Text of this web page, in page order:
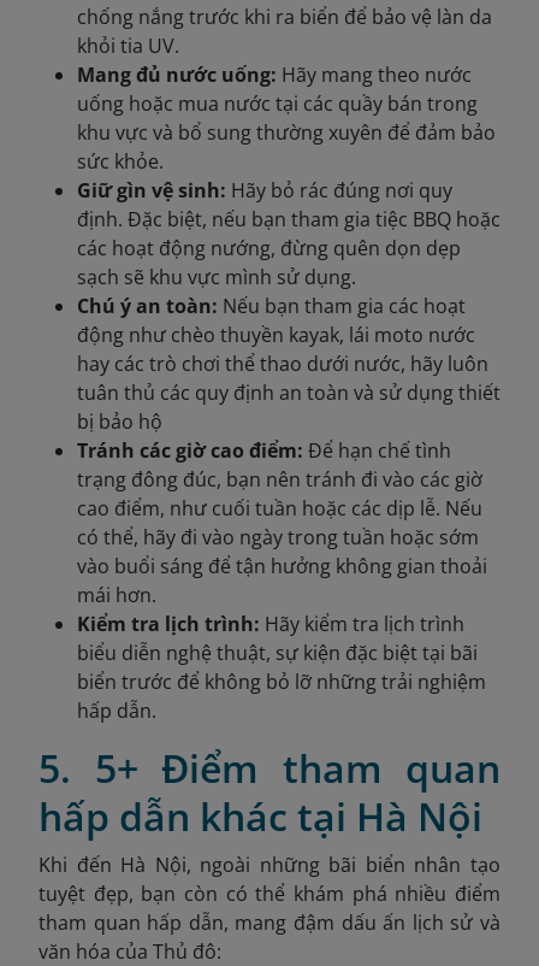
chống nắng trước khi ra biển để bảo vệ làn da
khỏi tia UV.
Mang đủ nước uống: Hãy mang theo nước
uống hoặc mua nước tại các quầy bán trong
khu vực và bổ sung thường xuyên để đảm bảo
sức khỏe.
Giữ gìn vệ sinh: Hãy bỏ rác đúng nơi quy
định. Đặc biệt, nếu bạn tham gia tiệc BBQ hoặc
các hoạt động nướng, đừng quên dọn dẹp
sạch sẽ khu vực mình sử dụng.
Chú ý an toàn: Nếu bạn tham gia các hoạt
động như chèo thuyền kayak, lái moto nước
hay các trò chơi thể thao dưới nước, hãy luôn
tuân thủ các quy định an toàn và sử dụng thiết
bị bảo hộ
Tránh các giờ cao điểm: Để hạn chế tình
trạng đông đúc, bạn nên tránh đi vào các giờ
cao điểm, như cuối tuần hoặc các dịp lễ. Nếu
có thể, hãy đi vào ngày trong tuần hoặc sớm
vào buổi sáng để tận hưởng không gian thoải
mái hơn.
Kiểm tra lịch trình: Hãy kiểm tra lịch trình
biểu diễn nghệ thuật, sự kiện đặc biệt tại bãi
biển trước để không bỏ lỡ những trải nghiệm
hấp dẫn.
5. 5+ Điểm tham quan
hấp dẫn khác tại Hà Nội
Khi đến Hà Nội, ngoài những bãi biển nhân tạo
tuyệt đẹp, bạn còn có thể khám phá nhiều điểm
tham quan hấp dẫn, mang đậm dấu ấn lịch sử và
văn hóa của Thủ đô: